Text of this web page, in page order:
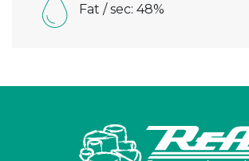
Fat / sec: 48%